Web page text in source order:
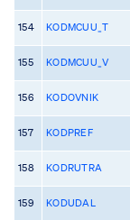
154 KODMCUU_T
155 KODMCUU_V
156 KODOVNIK
157 KODPREF
158 KODRUTRA
159 KODUDAL